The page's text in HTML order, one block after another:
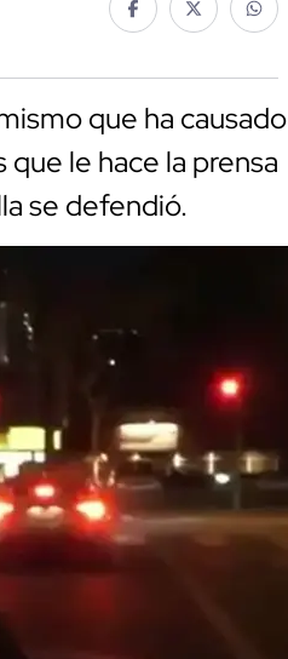
que ha causado
le hace la prensa
se defendió.